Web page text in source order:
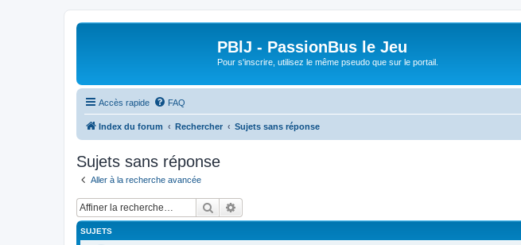
PBlJ - PassionBus le Jeu
Pour s'inscrire, utilisez le même pseudo que sur le portail.
Accès rapide FAQ
Index du forum Rechercher Sujets sans réponse
Sujets sans réponse
Aller à la recherche avancée
Rechercher
SUJETS